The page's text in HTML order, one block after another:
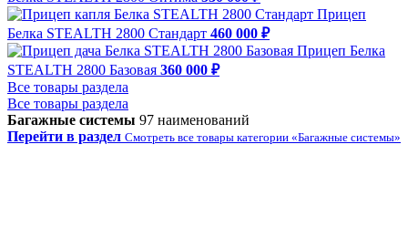
Прицеп
Белка STEALTH 2800 Стандарт 460 000 ₽
Прицеп Белка
STEALTH 2800 Базовая 360 000 ₽
Все товары раздела
Все товары раздела
Багажные системы 97 наименований
Перейти в раздел Смотреть все товары категории «Багажные системы»